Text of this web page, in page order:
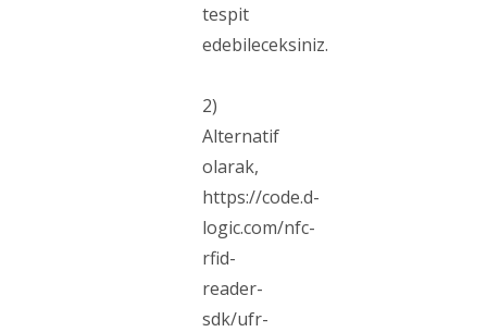
tespit
edebileceksiniz.
2)
Alternatif
olarak,
https://code.d-
logic.com/nfc-
rfid-
reader-
sdk/ufr-